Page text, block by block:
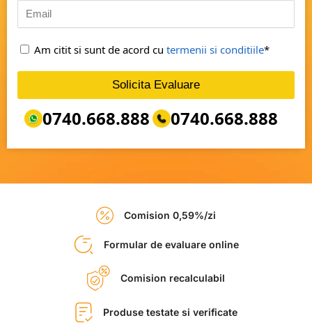
Am citit si sunt de acord cu termenii si conditiile*
Solicita Evaluare
0740.668.888 0740.668.888
Comision 0,59%/zi
Formular de evaluare online
Comision recalculabil
Produse testate si verificate